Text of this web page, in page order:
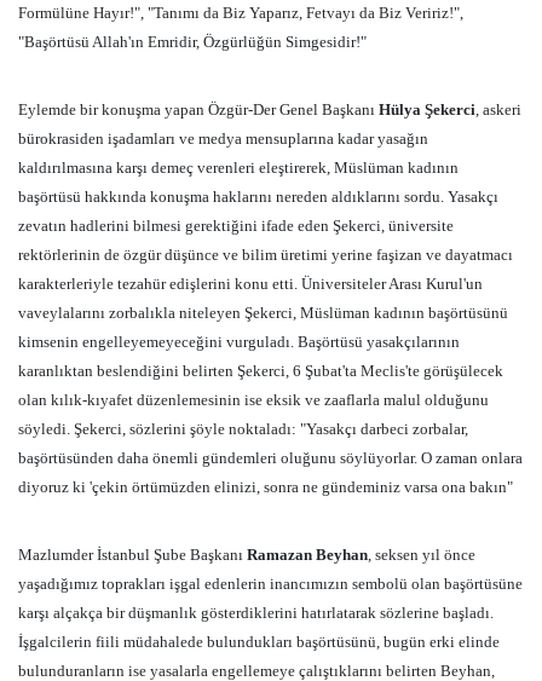
Formülüne Hayır!", "Tanımı da Biz Yaparız, Fetvayı da Biz Veririz!",
"Başörtüsü Allah'ın Emridir, Özgürlüğün Simgesidir!"
Eylemde bir konuşma yapan Özgür-Der Genel Başkanı Hülya Şekerci, askeri
bürokrasiden işadamları ve medya mensuplarına kadar yasağın
kaldırılmasına karşı demeç verenleri eleştirerek, Müslüman kadının
başörtüsü hakkında konuşma haklarını nereden aldıklarını sordu. Yasakçı
zevatın hadlerini bilmesi gerektiğini ifade eden Şekerci, üniversite
rektörlerinin de özgür düşünce ve bilim üretimi yerine faşizan ve dayatmacı
karakterleriyle tezahür edişlerini konu etti. Üniversiteler Arası Kurul'un
vaveylalarını zorbalıkla niteleyen Şekerci, Müslüman kadının başörtüsünü
kimsenin engelleyemeyeceğini vurguladı. Başörtüsü yasakçılarının
karanlıktan beslendiğini belirten Şekerci, 6 Şubat'ta Meclis'te görüşülecek
olan kılık-kıyafet düzenlemesinin ise eksik ve zaaflarla malul olduğunu
söyledi. Şekerci, sözlerini şöyle noktaladı: "Yasakçı darbeci zorbalar,
başörtüsünden daha önemli gündemleri oluğunu söylüyorlar. O zaman onlara
diyoruz ki 'çekin örtümüzden elinizi, sonra ne gündeminiz varsa ona bakın"
Mazlumder İstanbul Şube Başkanı Ramazan Beyhan, seksen yıl önce
yaşadığımız toprakları işgal edenlerin inancımızın sembolü olan başörtüsüne
karşı alçakça bir düşmanlık gösterdiklerini hatırlatarak sözlerine başladı.
İşgalcilerin fiili müdahalede bulundukları başörtüsünü, bugün erki elinde
bulunduranların ise yasalarla engellemeye çalıştıklarını belirten Beyhan,